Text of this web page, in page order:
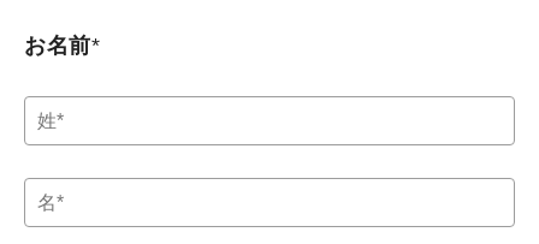
お名前*